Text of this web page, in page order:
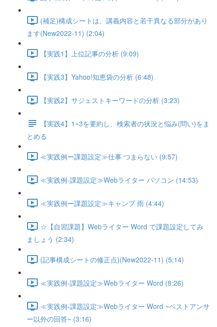
(補足)構成シートは、講義内容と若干異なる部分があり
ます(New2022-11) (2:04)
【実践1】上位記事の分析 (9:09)
【実践3】Yahoo!知恵袋の分析 (6:48)
【実践2】サジェストキーワードの分析 (3:23)
【実践4】1~3を要約し、検索者の状況と悩み(問い)をま
とめる
≪実践例ー課題設定≫仕事 つまらない (9:57)
≪実践例-課題設定≫Webライター パソコン (14:53)
≪実践例ー課題設定≫キャンプ 雨 (4:44)
☆【自習課題】Webライター Word で課題設定してみ
ましょう (2:34)
(記事構成シートの修正点)(New2022-11) (5:14)
≪実践例-課題設定≫Webライター Word (8:26)
≪実践例-課題設定≫Webライター Word ~ベストアンサ
ー以外の回答~ (3:16)